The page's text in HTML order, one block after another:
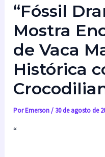
“Fóssil
Mostra
de Vaca
Histórica
PorEmerson/ 30 de agosto de
“